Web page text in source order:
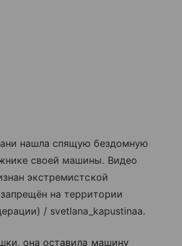
нашла спящую бездомную
своей машины. Видео
экстремистской
на территории
/ svetlana_kapustinaa.
она оставила машину